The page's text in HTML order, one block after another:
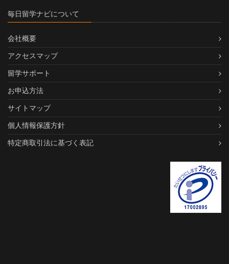
毎日留学ナビについて
会社概要
アクセスマップ
留学サポート
お申込方法
サイトマップ
個人情報保護方針
特定商取引法に基づく表記